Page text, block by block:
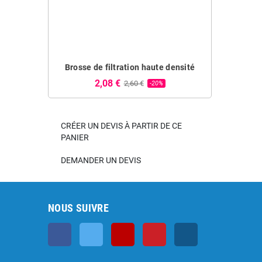
Brosse de filtration haute densité
2,08 € 2,60 € -20%
CRÉER UN DEVIS À PARTIR DE CE
PANIER
DEMANDER UN DEVIS
NOUS SUIVRE
FacebookTwitter YouTube Pinterest